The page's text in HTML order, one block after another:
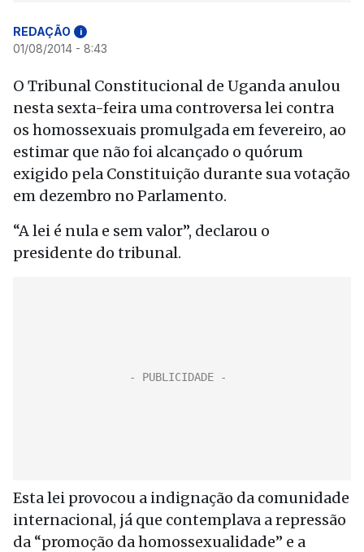
REDAÇÃO i
01/08/2014 - 8:43
O Tribunal Constitucional de Uganda anulou
nesta sexta-feira uma controversa lei contra
os homossexuais promulgada em fevereiro, ao
estimar que não foi alcançado o quórum
exigido pela Constituição durante sua votação
em dezembro no Parlamento.
“A lei é nula e sem valor”, declarou o
presidente do tribunal.
Esta lei provocou a indignação da comunidade
internacional, já que contemplava a repressão
da “promoção da homossexualidade” e a